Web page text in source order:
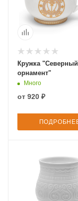
Кружка "Северный
орнамент"
Много
от 920 ₽